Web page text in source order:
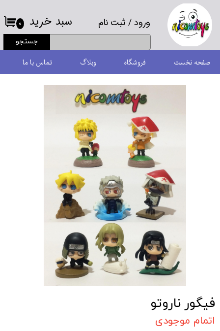
ورود/ ثبت نام
حساب کاربری من
تغییر گذر واژه
سفارشات
خروج از حساب کاربری
جستجو
۰ سبد خرید
صفحه نخست فروشگاه وبلاگ تماس با ما
فیگور ناروتو
اتمام موجودی